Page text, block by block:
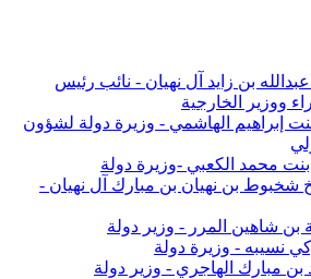
بن زايد آل نهيان - نائب رئيس
ووزير الخارجية
إبراهيم الهاشمي - وزيرة دولة لشؤون
محمد الكعبي -وزيرة دولة
شخبوط بن نهيان بن مبارك آل نهيان -
بن شاهين المرر - وزير دولة
نسيبه - وزيرة دولة
مبارك الهاجري - وزير دولة